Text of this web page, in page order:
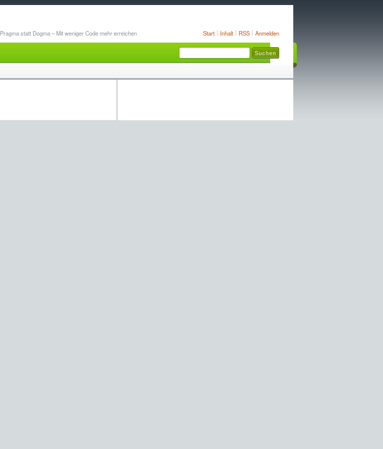
Start Inhalt RSS Anmelden
Pragma statt Dogma – Mit weniger Code mehr erreichen